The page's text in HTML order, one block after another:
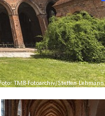
TMB-Fotoarchiv/Steffen Lehmann